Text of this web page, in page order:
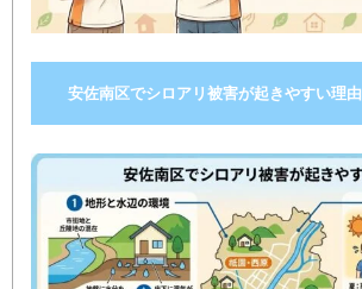
安佐南区でシロアリ被害が起きやすい理由